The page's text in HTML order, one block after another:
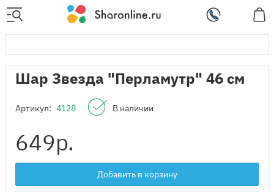
Шар Звезда "Перламутр" 46 см
Артикул: 4128 В наличии
649р.
Добавить в корзину